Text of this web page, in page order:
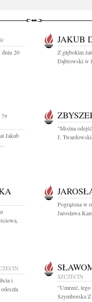
dniu 20
JAKUB
Z głębokim
Dąbrowski w
Jakub
"Można
J.
Pogrążona w
Jarosława
i
SZCZECIN
"Umrzeć,
Szymborska